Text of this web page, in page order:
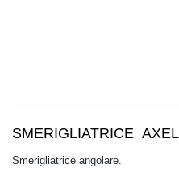
SMERIGLIATRICE
Smerigliatrice angolare.